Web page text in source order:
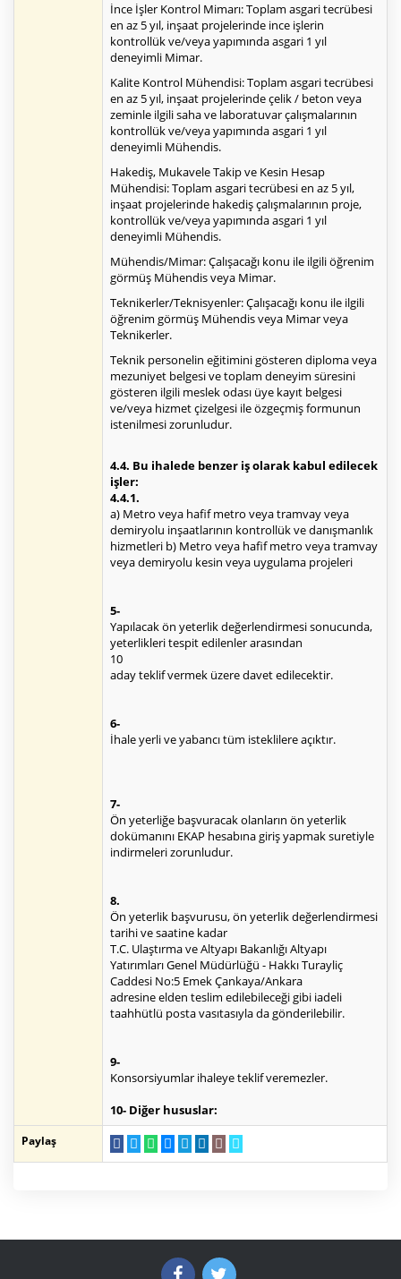
İnce İşler Kontrol Mimarı: Toplam asgari tecrübesi
en az 5 yıl, inşaat projelerinde ince işlerin
kontrollük ve/veya yapımında asgari 1 yıl
deneyimli Mimar.
Kalite Kontrol Mühendisi: Toplam asgari tecrübesi
en az 5 yıl, inşaat projelerinde çelik / beton veya
zeminle ilgili saha ve laboratuvar çalışmalarının
kontrollük ve/veya yapımında asgari 1 yıl
deneyimli Mühendis.
Hakediş, Mukavele Takip ve Kesin Hesap
Mühendisi: Toplam asgari tecrübesi en az 5 yıl,
inşaat projelerinde hakediş çalışmalarının proje,
kontrollük ve/veya yapımında asgari 1 yıl
deneyimli Mühendis.
Mühendis/Mimar: Çalışacağı konu ile ilgili öğrenim
görmüş Mühendis veya Mimar.
Teknikerler/Teknisyenler: Çalışacağı konu ile ilgili
öğrenim görmüş Mühendis veya Mimar veya
Teknikerler.
Teknik personelin eğitimini gösteren diploma veya
mezuniyet belgesi ve toplam deneyim süresini
gösteren ilgili meslek odası üye kayıt belgesi
ve/veya hizmet çizelgesi ile özgeçmiş formunun
istenilmesi zorunludur.
4.4. Bu ihalede benzer iş olarak kabul edilecek
işler:
4.4.1.
a) Metro veya hafif metro veya tramvay veya
demiryolu inşaatlarının kontrollük ve danışmanlık
hizmetleri b) Metro veya hafif metro veya tramvay
veya demiryolu kesin veya uygulama projeleri
5-
Yapılacak ön yeterlik değerlendirmesi sonucunda,
yeterlikleri tespit edilenler arasından
10
aday teklif vermek üzere davet edilecektir.
6-
İhale yerli ve yabancı tüm isteklilere açıktır.
7-
Ön yeterliğe başvuracak olanların ön yeterlik
dokümanını EKAP hesabına giriş yapmak suretiyle
indirmeleri zorunludur.
8.
Ön yeterlik başvurusu, ön yeterlik değerlendirmesi
tarihi ve saatine kadar
T.C. Ulaştırma ve Altyapı Bakanlığı Altyapı
Yatırımları Genel Müdürlüğü - Hakkı Turayliç
Caddesi No:5 Emek Çankaya/Ankara
adresine elden teslim edilebileceği gibi iadeli
taahhütlü posta vasıtasıyla da gönderilebilir.
9-
Konsorsiyumlar ihaleye teklif veremezler.
10- Diğer hususlar:
Paylaş